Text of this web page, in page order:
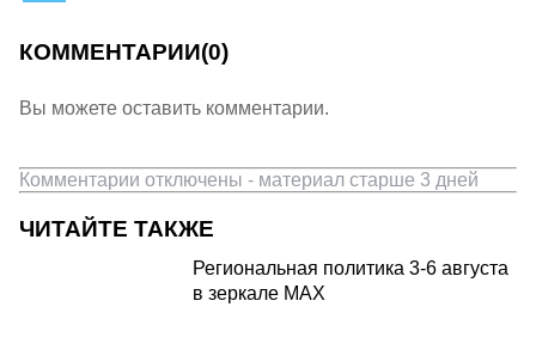
КОММЕНТАРИИ(0)
Вы можете оставить комментарии.
Комментарии отключены - материал старше 3 дней
ЧИТАЙТЕ ТАКЖЕ
Региональная политика 3-6 августа
в зеркале MAX